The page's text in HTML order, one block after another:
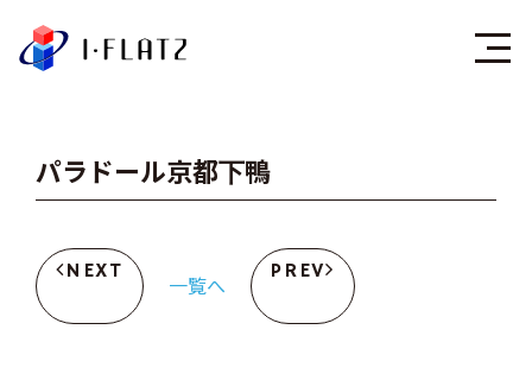
パラドール京都下鴨
NEXT
一覧へ
PREV